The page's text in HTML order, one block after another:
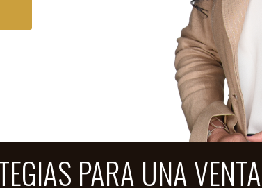
PARA UNA